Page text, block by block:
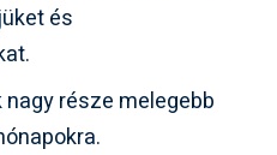
és
nagy része melegebb